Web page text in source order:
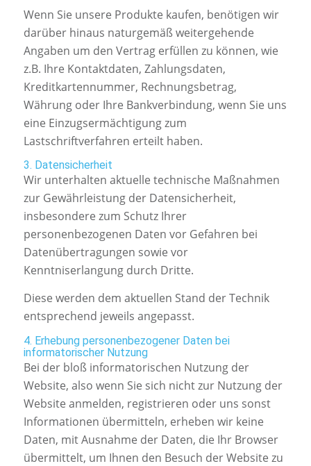
Wenn Sie unsere Produkte kaufen, benötigen wir
darüber hinaus naturgemäß weitergehende
Angaben um den Vertrag erfüllen zu können, wie
z.B. Ihre Kontaktdaten, Zahlungsdaten,
Kreditkartennummer, Rechnungsbetrag,
Währung oder Ihre Bankverbindung, wenn Sie uns
eine Einzugsermächtigung zum
Lastschriftverfahren erteilt haben.
3. Datensicherheit
Wir unterhalten aktuelle technische Maßnahmen
zur Gewährleistung der Datensicherheit,
insbesondere zum Schutz Ihrer
personenbezogenen Daten vor Gefahren bei
Datenübertragungen sowie vor
Kenntniserlangung durch Dritte.
Diese werden dem aktuellen Stand der Technik
entsprechend jeweils angepasst.
4. Erhebung personenbezogener Daten bei
informatorischer Nutzung
Bei der bloß informatorischen Nutzung der
Website, also wenn Sie sich nicht zur Nutzung der
Website anmelden, registrieren oder uns sonst
Informationen übermitteln, erheben wir keine
Daten, mit Ausnahme der Daten, die Ihr Browser
übermittelt, um Ihnen den Besuch der Website zu